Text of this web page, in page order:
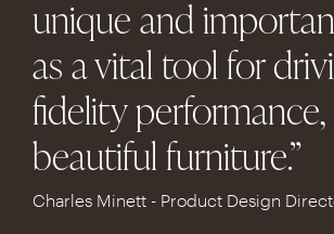
unique and
as a vital tool for
fidelity performance,
beautiful furniture.”
Charles Minett - Product Design